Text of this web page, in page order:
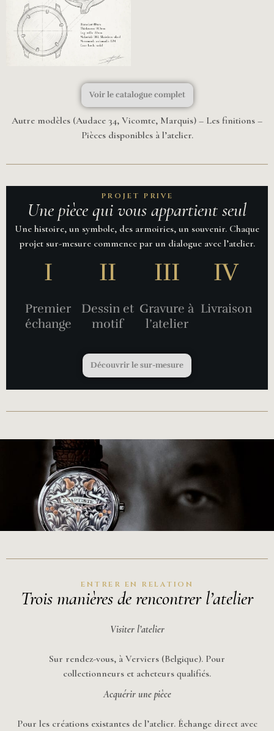
Voir le catalogue complet
Autre modèles (Audace 34, Vicomte, Marquis) – Les finitions –
Pièces disponibles à l’atelier.
PROJET PRIVE
Une pièce qui vous appartient seul
Une histoire, un symbole, des armoiries, un souvenir. Chaque
projet sur-mesure commence par un dialogue avec l’atelier.
I
Premier
échange
II
Dessin et
motif
III
Gravure à
l’atelier
IV
Livraison
Découvrir le sur-mesure
ENTRER EN RELATION
Trois manières de rencontrer l’atelier
Visiterl’atelier
Sur rendez-vous, à Verviers (Belgique). Pour
collectionneurs et acheteurs qualifiés.
Acquérir une pièce
Pour les créations existantes de l’atelier. Échange direct avec